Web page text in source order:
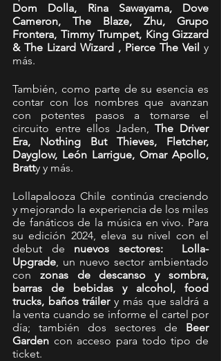
Dom Dolla, Rina Sawayama, Dove
Cameron, The Blaze, Zhu, Grupo
Frontera, Timmy Trumpet, King Gizzard
& The Lizard Wizard , Pierce The Veil y
más.
También, como parte de su esencia es
contar con los nombres que avanzan
con potentes pasos a tomarse el
circuito entre ellos Jaden, The Driver
Era, Nothing But Thieves, Fletcher,
Dayglow, León Larrigue, Omar Apollo,
Bratty y más.
Lollapalooza Chile continúa creciendo
y mejorando la experiencia de los miles
de fanáticos de la música en vivo. Para
su edición 2024, eleva su nivel con el
debut de nuevos sectores:
Lolla-
Upgrade , un nuevo sector ambientado
con zonas de descanso y sombra,
barras de bebidas y alcohol, food
trucks, baños tráiler y más que saldrá a
la venta cuando se informe el cartel por
día; también dos sectores de Beer
Garden con acceso para todo tipo de
ticket.